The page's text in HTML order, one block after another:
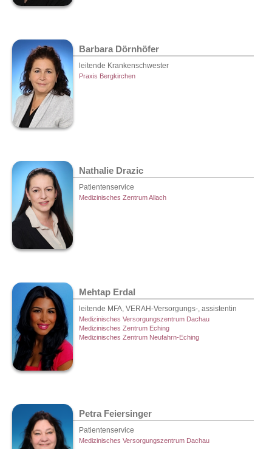
Barbara Dörnhöfer
leitende Krankenschwester
Praxis Bergkirchen
Nathalie Drazic
Patientenservice
Medizinisches Zentrum Allach
Mehtap Erdal
leitende MFA, VERAH-Versorgungs-, assistentin
Medizinisches Versorgungszentrum Dachau
Medizinisches Zentrum Eching
Medizinisches Zentrum Neufahrn-Eching
Petra Feiersinger
Patientenservice
Medizinisches Versorgungszentrum Dachau